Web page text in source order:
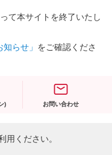
て本サイトを終了いたし
らせ」 をご確認くださ
) お問い合わせ
用ください。